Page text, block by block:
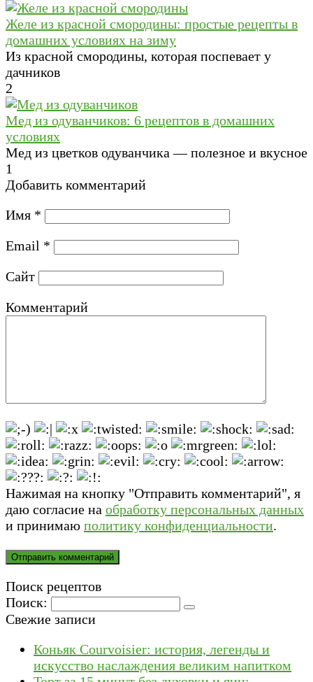
Желе из красной смородины: простые рецепты в
домашних условиях на зиму
Из красной смородины, которая поспевает у
дачников
2
Мед из одуванчиков: 6 рецептов в домашних
условиях
Мед из цветков одуванчика — полезное и вкусное
1
Добавить комментарий
Имя *
Email *
Сайт
Комментарий
Нажимая на кнопку "Отправить комментарий", я
даю согласие на обработку персональных данных
и принимаю политику конфиденциальности.
Поиск рецептов
Поиск:
Свежие записи
Коньяк Courvoisier: история, легенды и
искусство наслаждения великим напитком